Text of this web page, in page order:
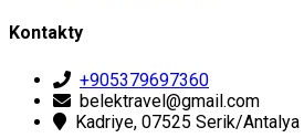
Kontakty
+905379697360
belektravel@gmail.com
Kadriye, 07525 Serik/Antalya